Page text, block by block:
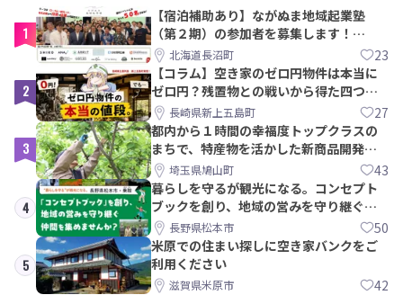
1
【宿泊補助あり】ながぬま地域起業塾
（第２期）の参加者を募集します！
【8/21〆】
北海道長沼町 23
2
【コラム】空き家のゼロ円物件は本当に
ゼロ円？残置物との戦いから得た四つの
教訓｜新上五島町
長崎県新上五島町 27
3
都内から１時間の幸福度トップクラスの
まちで、特産物を活かした新商品開発＆
PRメンバー募集！
埼玉県鳩山町 43
4
暮らしを守るが観光になる。コンセプト
ブックを創り、地域の営みを守り継ぐ仲
間を集めませんか？
長野県松本市 50
5
米原での住まい探しに空き家バンクをご
利用ください
滋賀県米原市 42